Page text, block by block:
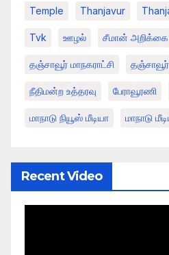
Temple Thanjavur
Tvk ஊழல் சீமான் அறிக்கை
தஞ்சாவூர் மாநகராட்சி
நீதிமன்ற உத்தரவு பேராவூரணி
மாநாடு நியூஸ் மீடியா மாநாடு
Recent Video